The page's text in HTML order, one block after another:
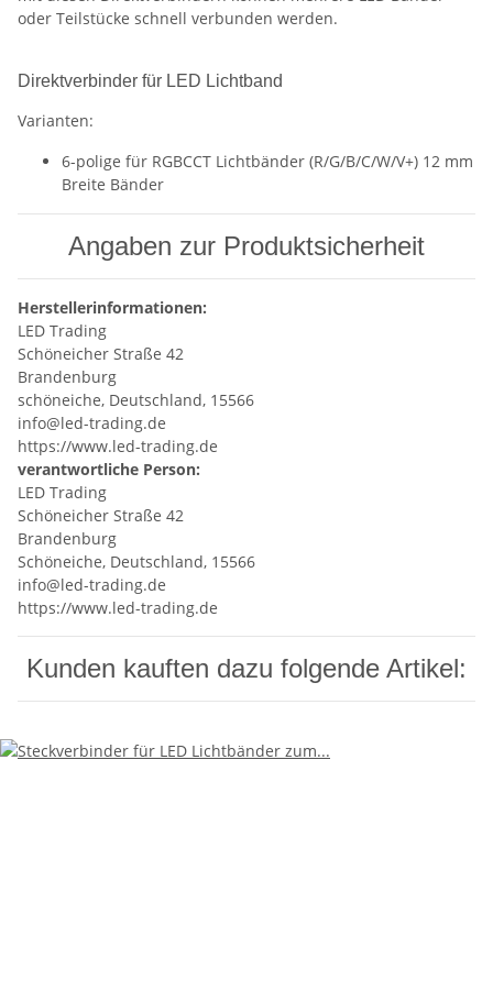
oder Teilstücke schnell verbunden werden.
Direktverbinder für LED Lichtband
Varianten:
6-polige für RGBCCT Lichtbänder (R/G/B/C/W/V+) 12 mm
Breite Bänder
Angaben zur Produktsicherheit
Herstellerinformationen:
LED Trading
Schöneicher Straße 42
Brandenburg
schöneiche, Deutschland, 15566
info@led-trading.de
https://www.led-trading.de
verantwortliche Person:
LED Trading
Schöneicher Straße 42
Brandenburg
Schöneiche, Deutschland, 15566
info@led-trading.de
https://www.led-trading.de
Kunden kauften dazu folgende Artikel: